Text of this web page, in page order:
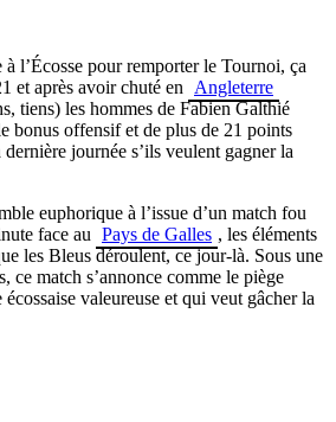
l’Écosse pour remporter le Tournoi, ça
et après avoir chuté en
Angleterre
tiens) les hommes de Fabien Galthié
bonus offensif et de plus de 21 points
journée s’ils veulent gagner la
euphorique à l’issue d’un match fou
face au Pays de Galles , les éléments
les Bleus déroulent, ce jour-là. Sous une
ce match s’annonce comme le piège
valeureuse et qui veut gâcher la